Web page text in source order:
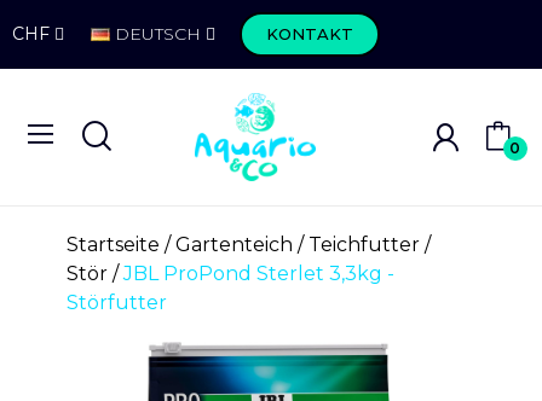
CHF DEUTSCH KONTAKT
0
Startseite Gartenteich
Teichfutter
Stör
JBL ProPond Sterlet 3,3kg -
Störfutter